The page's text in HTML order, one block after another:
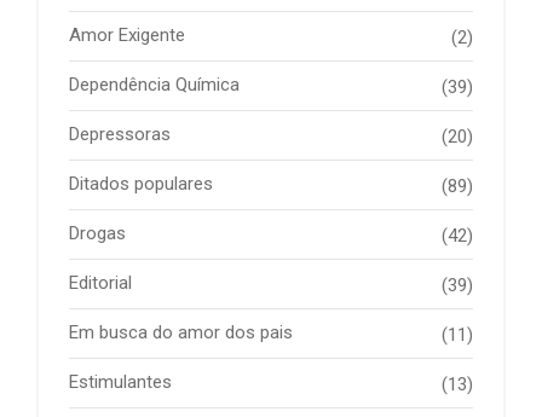
Amor Exigente (2)
Dependência Química (39)
Depressoras (20)
Ditados populares (89)
Drogas (42)
Editorial (39)
Em busca do amor dos pais (11)
Estimulantes (13)